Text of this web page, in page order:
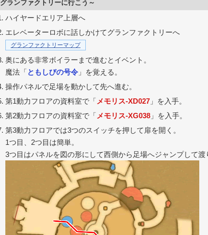
グランファクトリーに行こう～
ハイヤードエリア上層へ
エレベーターロボに話しかけてグランファクトリーへ
グランファクトリーマップ
奥にある非常ボイラーまで進むとイベント。
魔法「ともしびの号令 」を覚える。
操作パネルで足場を動かして先へ進む。
第1動力フロアの資料室で「 メモリス-XD027 」を入手。
第2動力フロアの資料室で「 メモリス-XG038 」を入手。
第3動力フロアでは3つのスイッチを押して扉を開く。
1つ目、2つ目は簡単。
3つ目はパネルを図の形にして西側から足場へジャンプして渡